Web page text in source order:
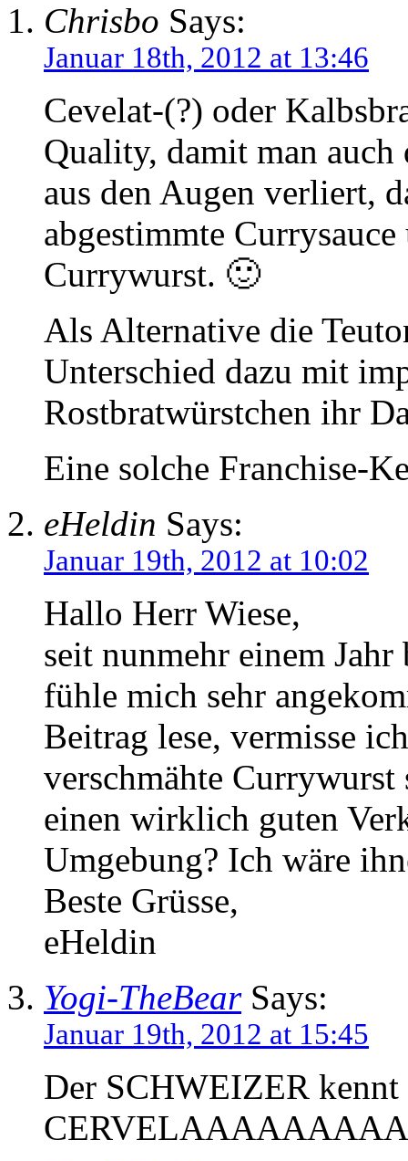
Chrisbo Says:
Januar 18th, 2012 at 13:46
Cevelat-(?) oder
Quality, damit man
aus den Augen verliert,
abgestimmte
Currywurst. 🙂
Als Alternative die
Unterschied dazu mit
Rostbratwürstchen ihr
Eine solche Franchise-
eHeldin Says:
Januar 19th, 2012 at 10:02
Hallo Herr Wiese,
seit nunmehr einem
fühle mich sehr
Beitrag lese, vermisse
verschmähte Currywurst
einen wirklich guten
Umgebung? Ich wäre
Beste Grüsse,
eHeldin
Yogi-TheBearSays:
Januar 19th, 2012 at 15:45
Der SCHWEIZER kennt